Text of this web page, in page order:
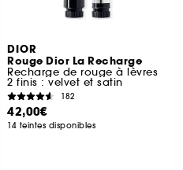
DIOR
Rouge Dior La Recharge
Recharge de rouge à lèvres
2 finis : velvet et satin
182
42,00€
14 teintes disponibles